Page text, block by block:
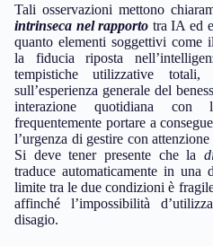
Tali osservazioni mettono
intrinseca nel rapporto tra IA ed
quanto elementi soggettivi come
la fiducia riposta
tempistiche utilizzative totali,
sull’esperienza generale del
interazione quotidiana
frequentemente portare a
l’urgenza di gestire con
Si deve tener presente che la
traduce automaticamente in una
limite tra le due condizioni è
affinché l’impossibilità
disagio.